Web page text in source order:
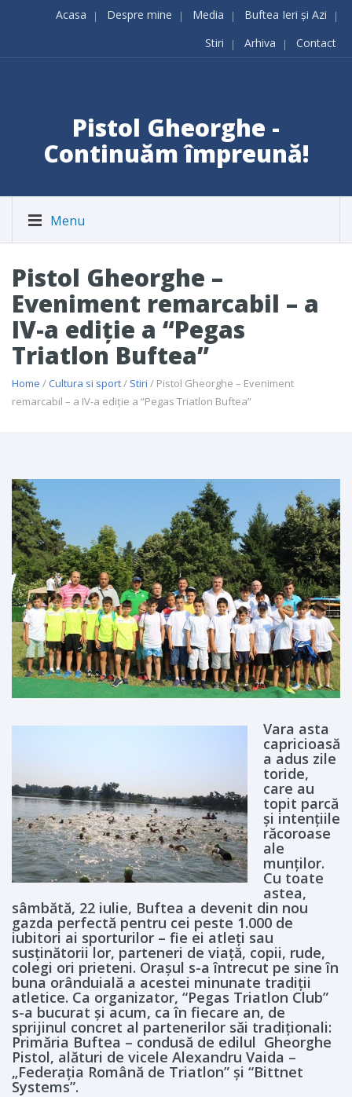
Acasa Despre mine Media
Buftea Ieri și Azi
Stiri
Arhiva Contact
Pistol Gheorghe -
Continuăm împreună!
Menu
Pistol Gheorghe –
Eveniment remarcabil – a
IV-a ediţie a “Pegas
Triatlon Buftea”
Home / Cultura si sport/ Stiri / Pistol Gheorghe – Eveniment
remarcabil – a IV-a ediţie a “Pegas Triatlon Buftea”
Vara asta
capricioasă
a adus zile
toride,
care au
topit parcă
şi intenţiile
răcoroase
ale
munţilor.
Cu toate
astea,
sâmbătă, 22 iulie, Buftea a devenit din nou
gazda perfectă pentru cei peste 1.000 de
iubitori ai sporturilor – fie ei atleţi sau
susţinătorii lor, parteneri de viaţă, copii, rude,
colegi ori prieteni. Oraşul s-a întrecut pe sine în
buna orânduială a acestei minunate tradiţii
atletice. Ca organizator, “Pegas Triatlon Club”
s-a bucurat şi acum, ca în fiecare an, de
sprijinul concret al partenerilor săi tradiţionali:
Primăria Buftea – condusă de edilul Gheorghe
Pistol, alături de vicele Alexandru Vaida –
„Federaţia Română de Triatlon” şi “Bittnet
Systems”.